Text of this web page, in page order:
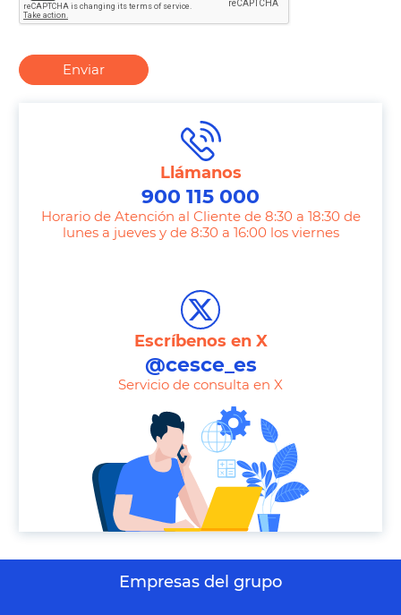
Llámanos
900 115 000
Horario de Atención al Cliente de 8:30 a 18:30 de
lunes a jueves y de 8:30 a 16:00 los viernes
Escríbenos en X
@cesce_es
Servicio de consulta en X
Enviar
Empresas del grupo